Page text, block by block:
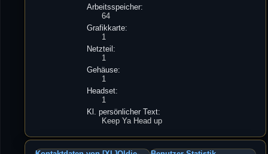
Arbeitsspeicher:
64
Grafikkarte:
1
Netzteil:
1
Gehäuse:
1
Headset:
1
Kl. persönlicher Text:
Keep Ya Head up